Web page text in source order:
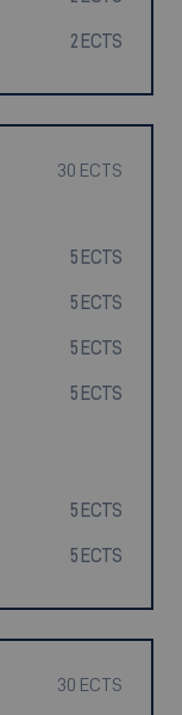
2 ECTS
30 ECTS
5 ECTS
5 ECTS
5 ECTS
5 ECTS
5 ECTS
5 ECTS
30 ECTS